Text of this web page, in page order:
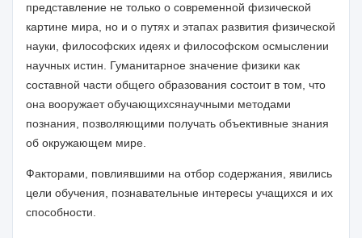
представление не только о современной физической
картине мира, но и о путях и этапах развития физической
науки, философских идеях и философском осмыслении
научных истин. Гуманитарное значение физики как
составной части общего образования состоит в том, что
она вооружает обучающихсянаучными методами
познания, позволяющими получать объективные знания
об окружающем мире.
Факторами, повлиявшими на отбор содержания, явились
цели обучения, познавательные интересы учащихся и их
способности